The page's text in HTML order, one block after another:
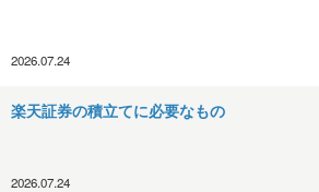
2026.07.24
楽天証券の積立てに必要なもの
2026.07.24